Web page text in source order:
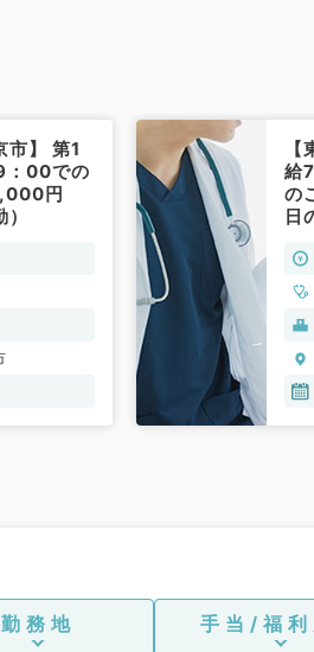
市】 第1
：00での
円
給
の
日
勤務地 手当/福利